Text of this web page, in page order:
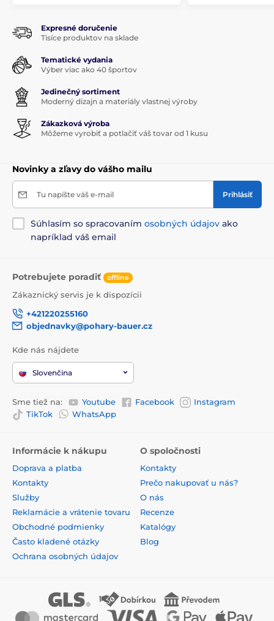
Expresné doručenie
Tisíce produktov na sklade
Tematické vydania
Výber viac ako 40 športov
Jedinečný sortiment
Moderný dizajn a materiály vlastnej výroby
Zákazková výroba
Môžeme vyrobiť a potlačiť váš tovar od 1 kusu
Novinky a zľavy do vášho mailu
Tu napíšte váš e-mail Prihlásiť
Súhlasím so spracovaním osobných údajov ako
napríklad váš email
Potrebujete poradiť offline
Zákaznický servis je k dispozícii
+421220255160
objednavky@pohary-bauer.cz
Kde nás nájdete
Slovenčina
Sme tiež na: Youtube Facebook
Instagram
TikTok
WhatsApp
Informácie k nákupu
Doprava a platba
Kontakty
Služby
Reklamácie a vrátenie tovaru
Obchodné podmienky
Často kladené otázky
Ochrana osobných údajov
O spoločnosti
Kontakty
Prečo nakupovať u nás?
O nás
Recenze
Katalógy
Blog